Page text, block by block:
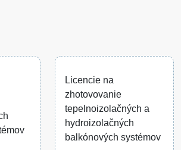
Licencie na
zhotovovanie
tepelnoizolačných a
hydroizolačných
balkónových systémov